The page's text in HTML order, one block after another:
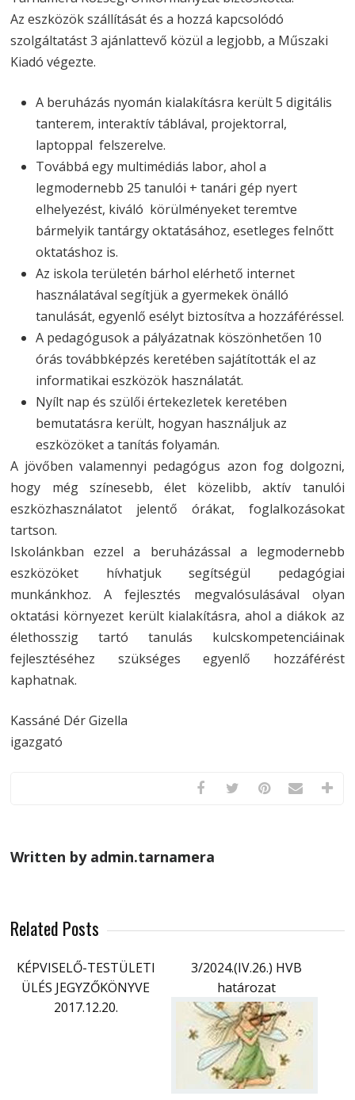
Az eszközök szállítását és a hozzá kapcsolódó
szolgáltatást 3 ajánlattevő közül a legjobb, a Műszaki
Kiadó végezte.
A beruházás nyomán kialakításra került 5 digitális
tanterem, interaktív táblával, projektorral,
laptoppal felszerelve.
Továbbá egy multimédiás labor, ahol a
legmodernebb 25 tanulói + tanári gép nyert
elhelyezést, kiváló körülményeket teremtve
bármelyik tantárgy oktatásához, esetleges felnőtt
oktatáshoz is.
Az iskola területén bárhol elérhető internet
használatával segítjük a gyermekek önálló
tanulását, egyenlő esélyt biztosítva a hozzáféréssel.
A pedagógusok a pályázatnak köszönhetően 10
órás továbbképzés keretében sajátították el az
informatikai eszközök használatát.
Nyílt nap és szülői értekezletek keretében
bemutatásra került, hogyan használjuk az
eszközöket a tanítás folyamán.
A jövőben valamennyi pedagógus azon fog dolgozni,
hogy még színesebb, élet közelibb, aktív tanulói
eszközhasználatot jelentő órákat, foglalkozásokat
tartson.
Iskolánkban ezzel a beruházással a legmodernebb
eszközöket hívhatjuk segítségül pedagógiai
munkánkhoz. A fejlesztés megvalósulásával olyan
oktatási környezet került kialakításra, ahol a diákok az
élethosszig tartó tanulás kulcskompetenciáinak
fejlesztéséhez szükséges egyenlő hozzáférést
kaphatnak.
Kassáné Dér Gizella
igazgató
Written by admin.tarnamera
Related Posts
KÉPVISELŐ-TESTÜLETI
ÜLÉS JEGYZŐKÖNYVE
2017.12.20.
3/2024.(IV.26.) HVB
határozat